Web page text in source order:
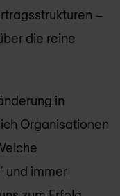
–
die reine
in
Organisationen
und immer